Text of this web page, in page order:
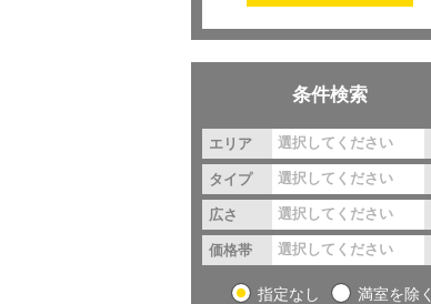
条件検索
エリア
タイプ
広さ
価格帯
指定なし 満室を除く